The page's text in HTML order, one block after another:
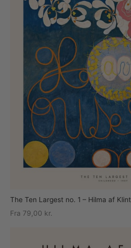
The Ten Largest no. 1 – Hilma af Klint
Fra 79,00 kr.